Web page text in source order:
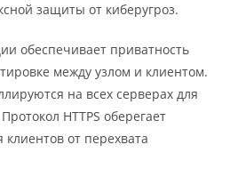
защиты от киберугроз.
обеспечивает приватность
между узлом и клиентом.
на всех серверах для
HTTPS оберегает
от перехвата